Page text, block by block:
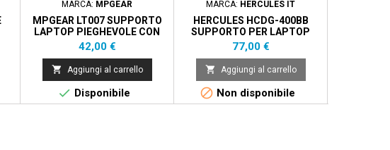
MARCA: MPGEAR
MPGEAR LT007 SUPPORTO
LAPTOP PIEGHEVOLE CON
RIPIANO
Prezzo
42,00 €
 Aggiungi al carrello
 Disponibile
MARCA: HERCULES IT
HERCULES HCDG-400BB
SUPPORTO PER LAPTOP
FINO A 10KG
Prezzo
77,00 €
 Aggiungi al carrello
 Non disponibile